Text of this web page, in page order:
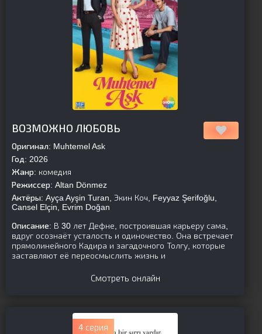
ВОЗМОЖНО ЛЮБОВЬ
Оригинал: Muhtemel Ask
Год: 2026
Жанр: комедия
Режиссер: Altan Dönmez
Актёры: Ayça Ayşin Turan, Экин Коч, Feyyaz Şerifoğlu,
Cansel Elçin, Evrim Doğan
Описание: В 30 лет Дефне, построившая карьеру сама,
вдруг осознаёт усталость и одиночество. Она встречает
прямолинейного Кадира и загадочного Толгу, которые
заставляют её переосмыслить жизнь и
Смотреть онлайн
4 серия